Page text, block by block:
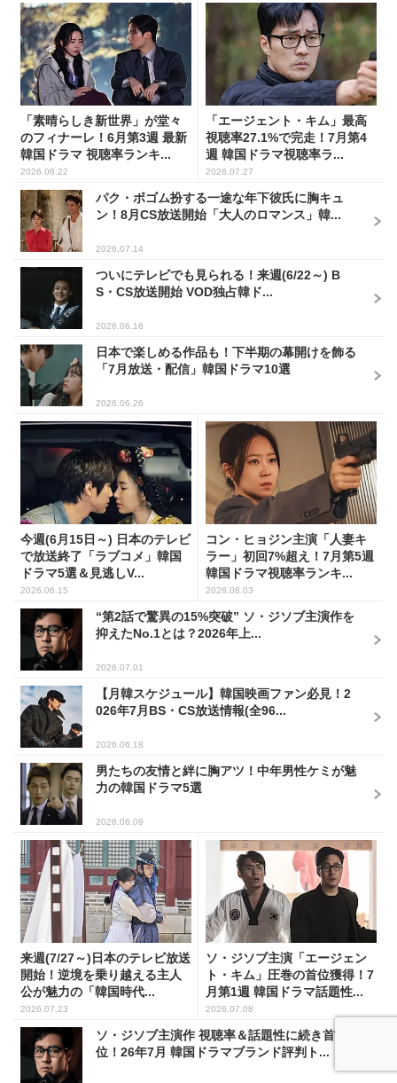
「素晴らしき新世界」が堂々
のフィナーレ！6月第3週 最新
韓国ドラマ 視聴率ランキ...
2026.06.22
「エージェント・キム」最高
視聴率27.1%で完走！7月第4
週 韓国ドラマ視聴率ラ...
2026.07.27
パク・ボゴム扮する一途な年下彼氏に胸キュ
ン！8月CS放送開始「大人のロマンス」韓...
2026.07.14
ついにテレビでも見られる！来週(6/22～) B
S・CS放送開始 VOD独占韓ド...
2026.06.16
日本で楽しめる作品も！下半期の幕開けを飾る
「7月放送・配信」韓国ドラマ10選
2026.06.26
今週(6月15日～) 日本のテレビ
で放送終了「ラブコメ」韓国
ドラマ5選＆見逃しV...
2026.06.15
コン・ヒョジン主演「人妻キ
ラー」初回7%超え！7月第5週
韓国ドラマ視聴率ランキ...
2026.08.03
“第2話で驚異の15%突破” ソ・ジソブ主演作を
抑えたNo.1とは？2026年上...
2026.07.01
【月韓スケジュール】韓国映画ファン必見！2
026年7月BS・CS放送情報(全96...
2026.06.18
男たちの友情と絆に胸アツ！中年男性ケミが魅
力の韓国ドラマ5選
2026.06.09
来週(7/27～)日本のテレビ放送
開始！逆境を乗り越える主人
公が魅力の「韓国時代...
2026.07.23
ソ・ジソブ主演「エージェン
ト・キム」圧巻の首位獲得！7
月第1週 韓国ドラマ話題性...
2026.07.08
ソ・ジソブ主演作 視聴率＆話題性に続き首
位！26年7月 韓国ドラマブランド評判ト...